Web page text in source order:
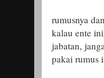
rumusnya
kalau ente
jabatan,
pakai rumus